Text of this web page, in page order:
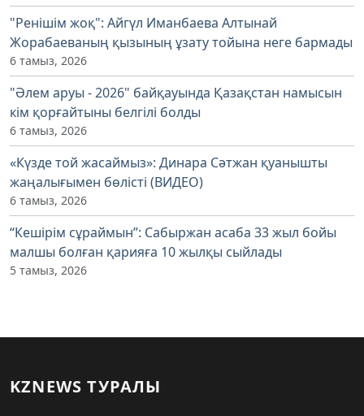
"Ренішім жоқ": Айгүл Иманбаева Алтынай
Жорабаеваның қызының ұзату тойына неге бармады
6 тамыз, 2026
"Әлем аруы - 2026" байқауында Қазақстан намысын
кім қорғайтыны белгілі болды
6 тамыз, 2026
«Күзде той жасаймыз»: Динара Сәтжан қуанышты
жаңалығымен бөлісті (ВИДЕО)
6 тамыз, 2026
“Кешірім сұраймын”: Сабыржан асаба 33 жыл бойы
малшы болған қарияға 10 жылқы сыйлады
5 тамыз, 2026
KZNEWS ТУРАЛЫ